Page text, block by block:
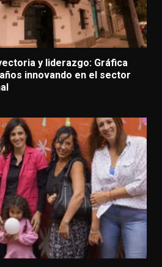
y liderazgo: Gráfica
innovando en el sector